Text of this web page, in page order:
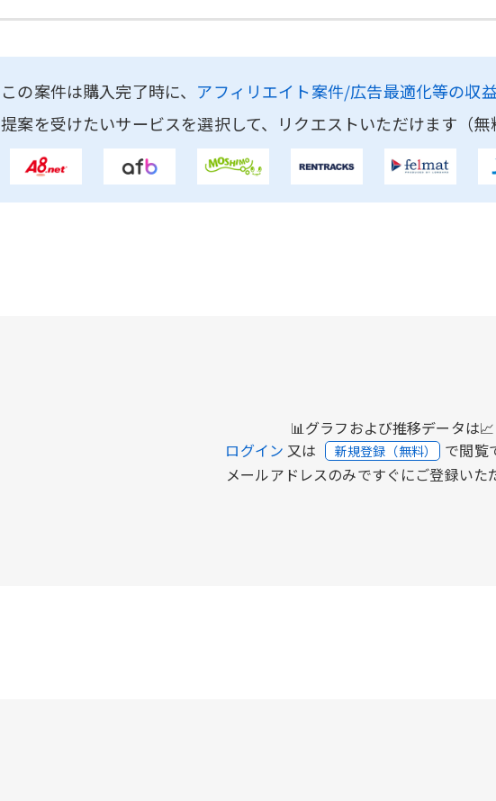
この案件は購入完了時に、 アフィリエイト案件/広告最適化等の収
提案を受けたいサービスを選択して、リクエストいただけます（無
📊グラフおよび推移データは📈
ログイン 又は 新規登録（無料） で閲覧
メールアドレスのみですぐにご登録いた